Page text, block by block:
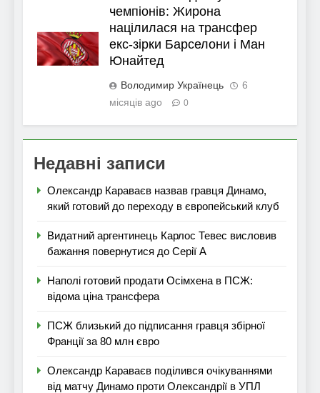
чемпіонів: Жирона
націлилася на трансфер
екс-зірки Барселони і Ман
Юнайтед
Володимир Українець
6
місяців ago
0
Недавні записи
Олександр Караваєв назвав гравця Динамо,
який готовий до переходу в європейський клуб
Видатний аргентинець Карлос Тевес висловив
бажання повернутися до Серії А
Наполі готовий продати Осімхена в ПСЖ:
відома ціна трансфера
ПСЖ близький до підписання гравця збірної
Франції за 80 млн євро
Олександр Караваєв поділився очікуваннями
від матчу Динамо проти Олександрії в УПЛ